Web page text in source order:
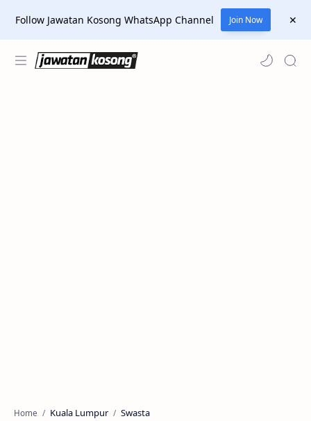
Follow Jawatan Kosong WhatsApp Channel Join Now
Home Kuala Lumpur Swasta